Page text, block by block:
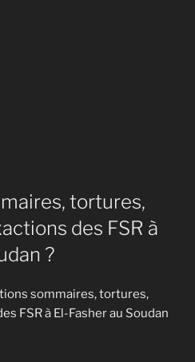
tortures,
des FSR à
?
sommaires, tortures,
FSR à El-Fasher au Soudan